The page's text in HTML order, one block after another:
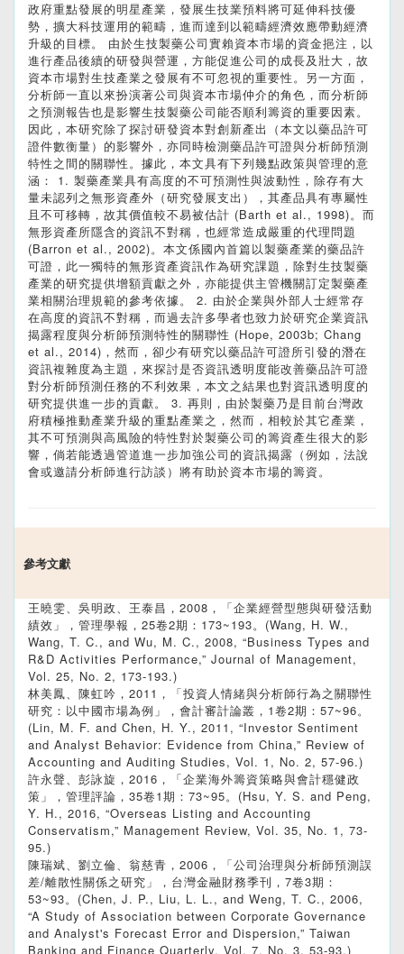
政府重點發展的明星產業，發展生技業預料將可延伸科技優
勢，擴大科技運用的範疇，進而達到以範疇經濟效應帶動經濟
升級的目標。 由於生技製藥公司實賴資本市場的資金挹注，以
進行產品後續的研發與營運，方能促進公司的成長及壯大，故
資本市場對生技產業之發展有不可忽視的重要性。另一方面，
分析師一直以來扮演著公司與資本市場仲介的角色，而分析師
之預測報告也是影響生技製藥公司能否順利籌資的重要因素。
因此，本研究除了探討研發資本對創新產出（本文以藥品許可
證件數衡量）的影響外，亦同時檢測藥品許可證與分析師預測
特性之間的關聯性。據此，本文具有下列幾點政策與管理的意
涵： 1. 製藥產業具有高度的不可預測性與波動性，除存有大
量未認列之無形資產外（研究發展支出），其產品具有專屬性
且不可移轉，故其價值較不易被估計 (Barth et al., 1998)。而
無形資產所隱含的資訊不對稱，也經常造成嚴重的代理問題
(Barron et al., 2002)。本文係國內首篇以製藥產業的藥品許
可證，此一獨特的無形資產資訊作為研究課題，除對生技製藥
產業的研究提供增額貢獻之外，亦能提供主管機關訂定製藥產
業相關治理規範的參考依據。 2. 由於企業與外部人士經常存
在高度的資訊不對稱，而過去許多學者也致力於研究企業資訊
揭露程度與分析師預測特性的關聯性 (Hope, 2003b; Chang
et al., 2014)，然而，卻少有研究以藥品許可證所引發的潛在
資訊複雜度為主題，來探討是否資訊透明度能改善藥品許可證
對分析師預測任務的不利效果，本文之結果也對資訊透明度的
研究提供進一步的貢獻。 3. 再則，由於製藥乃是目前台灣政
府積極推動產業升級的重點產業之，然而，相較於其它產業，
其不可預測與高風險的特性對於製藥公司的籌資產生很大的影
響，倘若能透過管道進一步加強公司的資訊揭露（例如，法說
會或邀請分析師進行訪談）將有助於資本市場的籌資。
參考文獻
王曉雯、吳明政、王泰昌，2008，「企業經營型態與研發活動
績效」，管理學報，25卷2期：173~193。(Wang, H. W.,
Wang, T. C., and Wu, M. C., 2008, “Business Types and
R&D Activities Performance,” Journal of Management,
Vol. 25, No. 2, 173-193.)
林美鳳、陳虹吟，2011，「投資人情緒與分析師行為之關聯性
研究：以中國市場為例」，會計審計論叢，1卷2期：57~96。
(Lin, M. F. and Chen, H. Y., 2011, “Investor Sentiment
and Analyst Behavior: Evidence from China,” Review of
Accounting and Auditing Studies, Vol. 1, No. 2, 57-96.)
許永聲、彭詠旋，2016，「企業海外籌資策略與會計穩健政
策」，管理評論，35卷1期：73~95。(Hsu, Y. S. and Peng,
Y. H., 2016, “Overseas Listing and Accounting
Conservatism,” Management Review, Vol. 35, No. 1, 73-
95.)
陳瑞斌、劉立倫、翁慈青，2006，「公司治理與分析師預測誤
差/離散性關係之研究」，台灣金融財務季刊，7卷3期：
53~93。(Chen, J. P., Liu, L. L., and Weng, T. C., 2006,
“A Study of Association between Corporate Governance
and Analyst's Forecast Error and Dispersion,” Taiwan
Banking and Finance Quarterly, Vol. 7, No. 3, 53-93.)